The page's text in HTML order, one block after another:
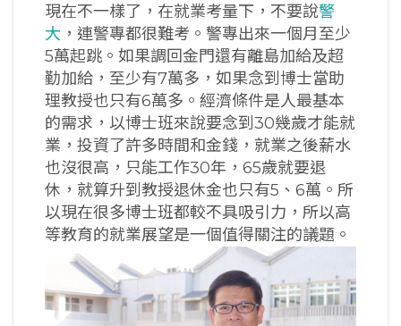
現在不一樣了，在就業考量下，不要說警
大 ，連警專都很難考。警專出來一個月至少
5萬起跳。如果調回金門還有離島加給及超
勤加給，至少有7萬多，如果念到博士當助
理教授也只有6萬多。經濟條件是人最基本
的需求，以博士班來說要念到30幾歲才能就
業，投資了許多時間和金錢，就業之後薪水
也沒很高，只能工作30年，65歲就要退
休，就算升到教授退休金也只有5、6萬。所
以現在很多博士班都較不具吸引力，所以高
等教育的就業展望是一個值得關注的議題。